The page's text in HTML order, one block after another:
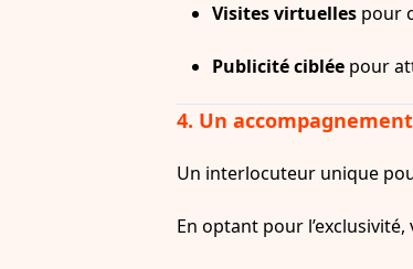
Visites virtuelles pour
Publicité ciblée pour
4. Un
Un interlocuteur unique
En optant pour